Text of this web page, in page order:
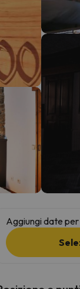
Aggiungi date